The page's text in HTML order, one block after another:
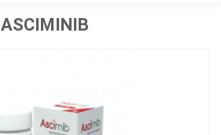
ASCIMINIB